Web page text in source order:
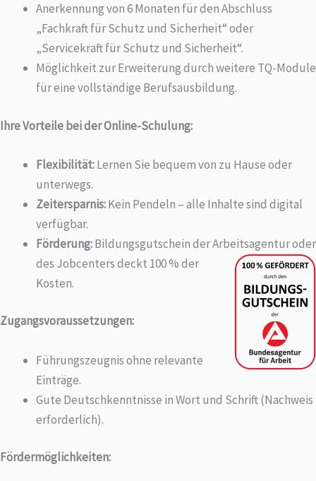
Anerkennung von 6 Monaten für den Abschluss
„Fachkraft für Schutz und Sicherheit“ oder
„Servicekraft für Schutz und Sicherheit“.
Möglichkeit zur Erweiterung durch weitere TQ-Module
für eine vollständige Berufsausbildung.
Ihre Vorteile bei der Online-Schulung:
Flexibilität:Lernen Sie bequem von zu Hause oder
unterwegs.
Zeitersparnis:Kein Pendeln – alle Inhalte sind digital
verfügbar.
Förderung:Bildungsgutschein der Arbeitsagentur oder
des Jobcentersdeckt 100 % der
Kosten.
Zugangsvoraussetzungen:
Führungszeugnis ohne relevante
Einträge.
Gute Deutschkenntnisse in Wort und Schrift (Nachweis
erforderlich).
Fördermöglichkeiten: